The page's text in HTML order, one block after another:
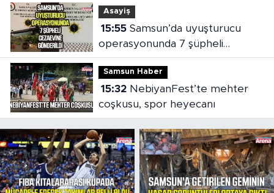
Asayiş
15:55Samsun’da uyuşturucu
operasyonunda 7 şüpheli
cezaevine gönderildi
Samsun Haber
15:32NebiyanFest’te mehter
coşkusu, spor heyecanı